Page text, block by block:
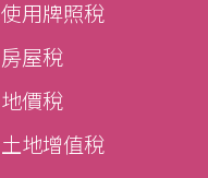
使用牌照稅
房屋稅
地價稅
土地增值稅